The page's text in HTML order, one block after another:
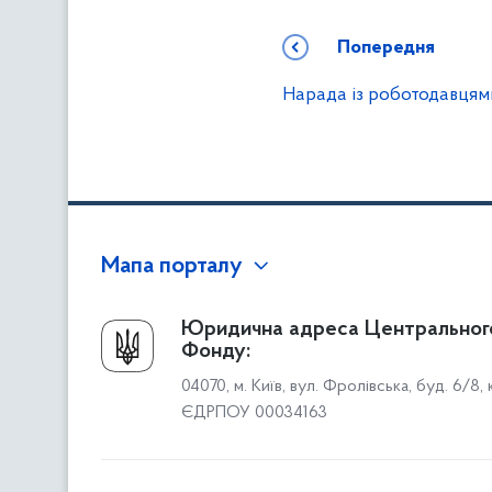
Попередня
Нарада із
Мапа порталу
Про Фонд
Керівництво
Структура Фонду
Територіальні відділення
Юридична адреса
Фонду:
04070, м. Київ, вул. Фролівська, буд. 6/8,
ЄДРПОУ 00034163